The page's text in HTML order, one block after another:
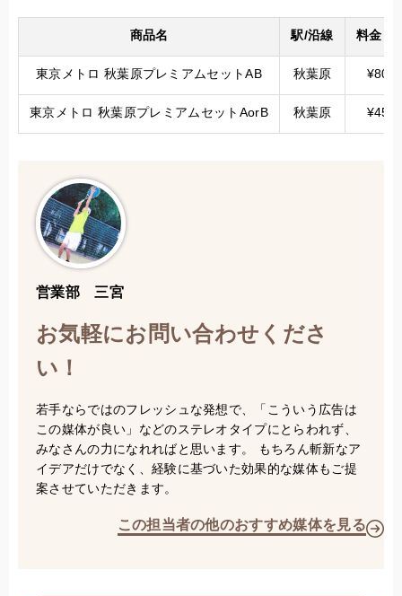
商品名 駅/沿線 料金（
東京メトロ 秋葉原プレミアムセットAB 秋葉原
東京メトロ 秋葉原プレミアムセットAorB 秋葉原
営業部 三宮
お気軽にお問い合わせくださ
い！
若手ならではのフレッシュな発想で、「こういう広告は
この媒体が良い」などのステレオタイプにとらわれず、
みなさんの力になれればと思います。 もちろん斬新なア
イデアだけでなく、経験に基づいた効果的な媒体もご提
案させていただきます。
この担当者の他のおすすめ媒体を見る